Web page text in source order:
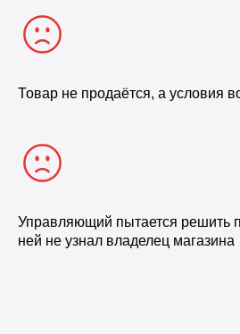
Товар не продаётся, а условия
Управляющий пытается решить
ней не узнал владелец магазина